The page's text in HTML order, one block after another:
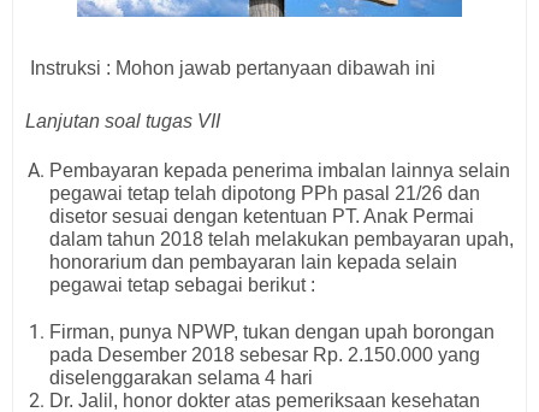
Instruksi : Mohon jawab pertanyaan dibawah ini
Lanjutan soal tugas VII
Pembayaran kepada penerima imbalan lainnya selain
pegawai tetap telah dipotong PPh pasal 21/26 dan
disetor sesuai dengan ketentuan PT. Anak Permai
dalam tahun 2018 telah melakukan pembayaran upah,
honorarium dan pembayaran lain kepada selain
pegawai tetap sebagai berikut :
Firman, punya NPWP, tukan dengan upah borongan
pada Desember 2018 sebesar Rp. 2.150.000 yang
diselenggarakan selama 4 hari
Dr. Jalil, honor dokter atas pemeriksaan kesehatan